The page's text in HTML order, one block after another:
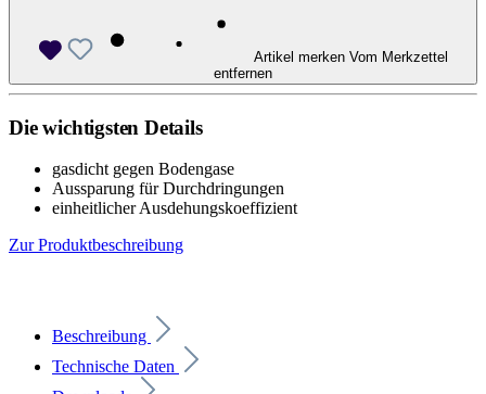
Artikel merken Vom Merkzettel
entfernen
Die wichtigsten Details
gasdicht gegen Bodengase
Aussparung für Durchdringungen
einheitlicher Ausdehungskoeffizient
Zur Produktbeschreibung
Beschreibung
Technische Daten